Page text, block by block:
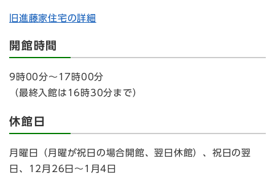
旧進藤家住宅の詳細
開館時間
9時00分～17時00分
（最終入館は16時30分まで）
休館日
月曜日（月曜が祝日の場合開館、翌日休館）、祝日の翌
日、12月26日～1月4日